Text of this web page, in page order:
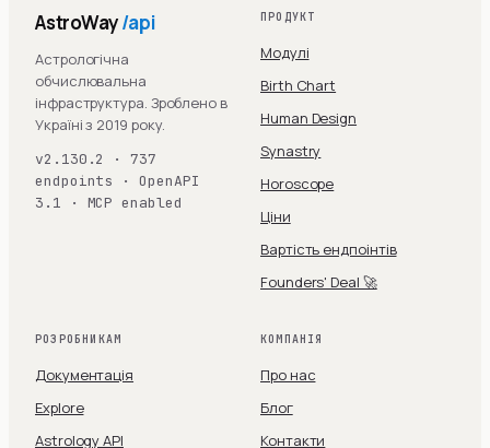
AstroWay/api
Астрологічна
обчислювальна
інфраструктура. Зроблено в
Україні з 2019 року.
v2.130.2 · 737
endpoints · OpenAPI
3.1 · MCP enabled
ПРОДУКТ
Модулі
Birth Chart
Human Design
Synastry
Horoscope
Ціни
Вартість ендпоінтів
Founders' Deal 🚀
РОЗРОБНИКАМ
Документація
Explore
Astrology API
КОМПАНІЯ
Про нас
Блог
Контакти